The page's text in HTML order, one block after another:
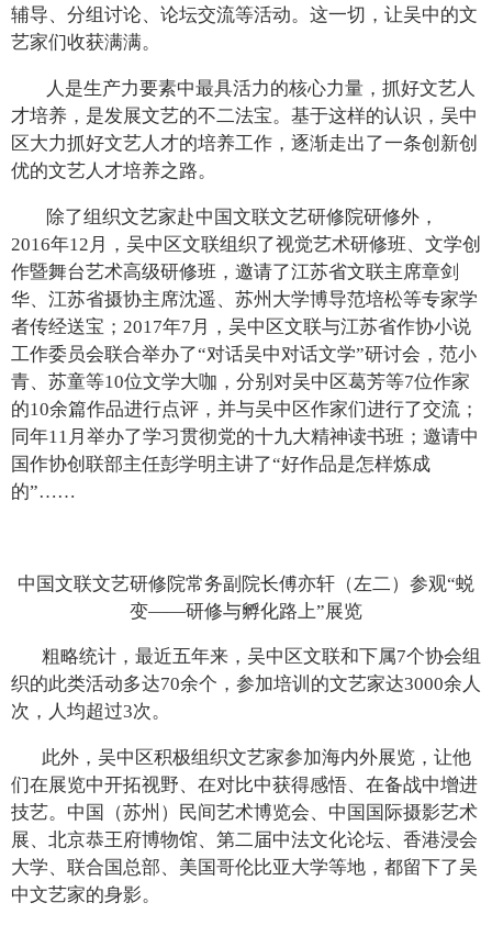
辅导、分组讨论、论坛交流等活动。这一切，让吴中的文
艺家们收获满满。
人是生产力要素中最具活力的核心力量，抓好文艺人
才培养，是发展文艺的不二法宝。基于这样的认识，吴中
区大力抓好文艺人才的培养工作，逐渐走出了一条创新创
优的文艺人才培养之路。
除了组织文艺家赴中国文联文艺研修院研修外，
2016年12月，吴中区文联组织了视觉艺术研修班、文学创
作暨舞台艺术高级研修班，邀请了江苏省文联主席章剑
华、江苏省摄协主席沈遥、苏州大学博导范培松等专家学
者传经送宝；2017年7月，吴中区文联与江苏省作协小说
工作委员会联合举办了“对话吴中对话文学”研讨会，范小
青、苏童等10位文学大咖，分别对吴中区葛芳等7位作家
的10余篇作品进行点评，并与吴中区作家们进行了交流；
同年11月举办了学习贯彻党的十九大精神读书班；邀请中
国作协创联部主任彭学明主讲了“好作品是怎样炼成
的”……
中国文联文艺研修院常务副院长傅亦轩（左二）参观“蜕
变——研修与孵化路上”展览
粗略统计，最近五年来，吴中区文联和下属7个协会组
织的此类活动多达70余个，参加培训的文艺家达3000余人
次，人均超过3次。
此外，吴中区积极组织文艺家参加海内外展览，让他
们在展览中开拓视野、在对比中获得感悟、在备战中增进
技艺。中国（苏州）民间艺术博览会、中国国际摄影艺术
展、北京恭王府博物馆、第二届中法文化论坛、香港浸会
大学、联合国总部、美国哥伦比亚大学等地，都留下了吴
中文艺家的身影。